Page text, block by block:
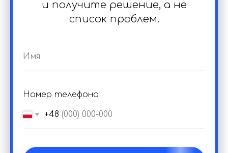
и получите решение, а не
список проблем.
Номер телефона
+48